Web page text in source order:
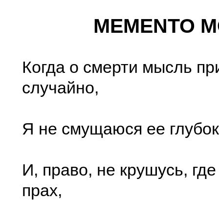
MEMENTO
Когда о смерти мысль
случайно,
Я не смущаюся ее
И, право, не крушусь,
прах,